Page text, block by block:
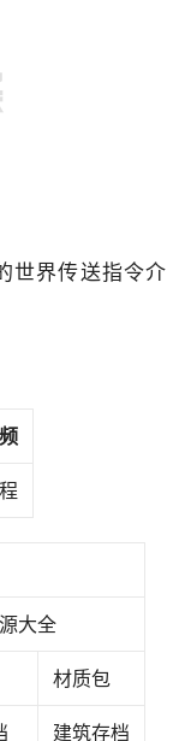
世界传送指令介
大全
材质包
建筑存档